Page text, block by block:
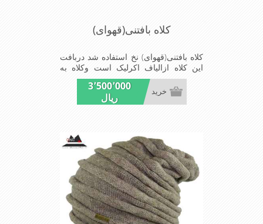
کلاه بافتنی(قهوای)
کلاه بافتنی(قهوای) نخ استفاده شد دربافت
این کلاه ازالیاف اکرلیک است وکلاه به
خاطراستفاده ازیک لایه بافت بیشتر برای
هوای معتدل زمستان قابل استفاده است
شیک و مناسب افراد خوش پوش جنس
3٬500٬000
ریال
خرید